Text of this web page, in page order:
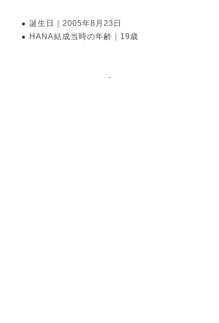
誕生日｜2005年8月23日
HANA結成当時の年齢｜19歳